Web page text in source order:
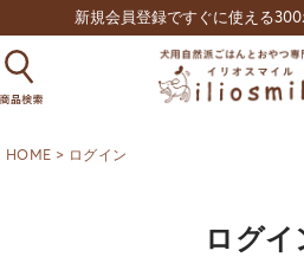
新規会員登録ですぐに使える300
HOME ログイン
ログイ